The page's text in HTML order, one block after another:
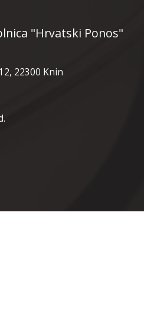
"Hrvatski Ponos"
22300 Knin